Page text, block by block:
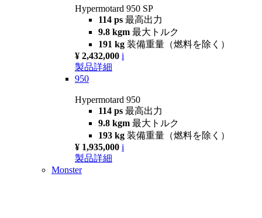
Hypermotard 950 SP
114 ps 最高出力
9.8 kgm 最大トルク
191 kg 装備重量（燃料を除く）
¥ 2,432,000 i
製品詳細
950
Hypermotard 950
114 ps 最高出力
9.8 kgm 最大トルク
193 kg 装備重量（燃料を除く）
¥ 1,935,000 i
製品詳細
Monster